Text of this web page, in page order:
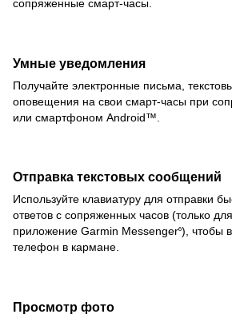
сопряженные смарт-часы.
Умные уведомления
Получайте электронные письма,
оповещения на свои смарт-часы при
или смартфоном Android™.
Отправка текстовых сообщений
Используйте клавиатуру для отправки
ответов с сопряженных часов (только
приложение Garmin Messenger6), чтобы
телефон в кармане.
Просмотр фото